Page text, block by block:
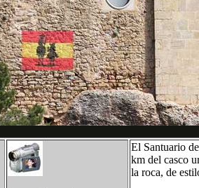
El Santuario
km del casco
la roca, de